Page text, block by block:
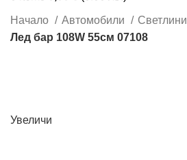
Начало Автомобили Светлини
Лед бар 108W 55см 07108
Увеличи